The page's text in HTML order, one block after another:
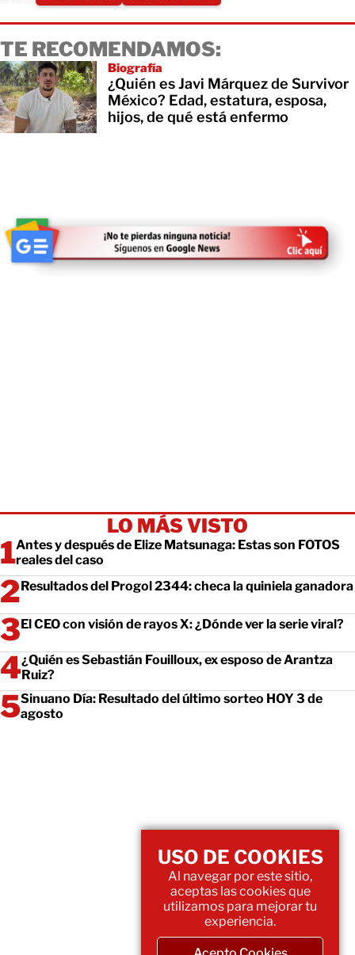
TE RECOMENDAMOS:
Biografía
¿Quién es Javi Márquez de Survivor
México? Edad, estatura, esposa,
hijos, de qué está enfermo
LO MÁS VISTO
Antes y después de Elize Matsunaga: Estas son FOTOS
reales del caso
Resultados del Progol 2344: checa la quiniela ganadora
El CEO con visión de rayos X: ¿Dónde ver la serie viral?
¿Quién es Sebastián Fouilloux, ex esposo de Arantza
Ruiz?
Sinuano Día: Resultado del último sorteo HOY 3 de
agosto
USO DE COOKIES
Al navegar por este sitio,
aceptas las cookies que
utilizamos para mejorar tu
experiencia.